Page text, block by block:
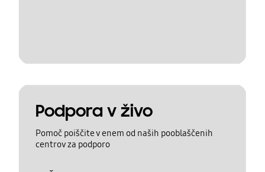
Podpora v živo
Pomoč poiščite v enem od naših pooblaščenih
centrov za podporo